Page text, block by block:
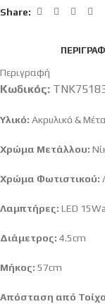
Share:
Περιγραφή
Κωδικός:
Υλικό: Ακρυλικό &
Χρώμα Μετάλλου:
Χρώμα Φωτιστικού:
Λαμπτήρες: LED
Διάμετρος: 4.5cm
Μήκος: 57cm
Απόσταση από